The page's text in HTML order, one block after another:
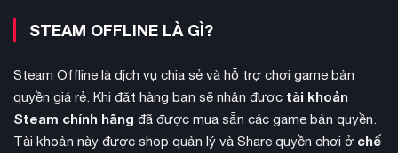
tương lai.
STEAM OFFLINE LÀ GÌ?
Steam Offline là dịch vụ chia sẻ và hỗ trợ chơi game bản
quyền giá rẻ. Khi đặt hàng bạn sẽ nhận được tài khoản
Steam chính hãng đã được mua sẵn các game bản quyền.
Tài khoản này được shop quản lý và Share quyền chơi ở chế